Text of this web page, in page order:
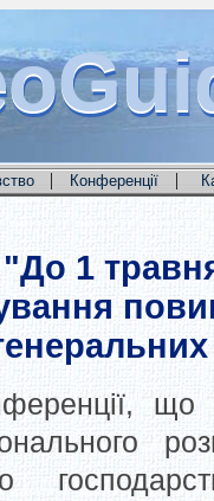
| Конференції |
"До 1
що